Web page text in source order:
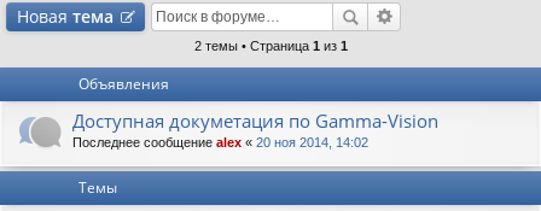
ат
и
Новая тема
2 темы • Страница 1 из 1
Объявления
Доступная докуметация по Gamma-Vision
Последнее сообщение alex « 20 ноя 2014, 14:02
Темы